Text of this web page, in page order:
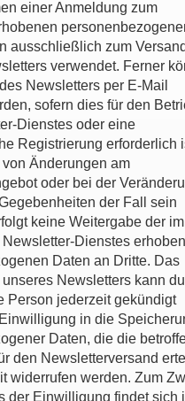
einer Anmeldung zum
ausschließlich zum Versand
verwendet. Ferner
Newsletters per E-Mail
sofern dies für den
Dienstes oder eine
Registrierung erforderlich
Änderungen am
oder bei der
der Fall sein
keine Weitergabe der im
Dienstes
Daten an Dritte. Das
Newsletters kann
Person jederzeit gekündigt
in die
Daten, die die
den Newsletterversand
widerrufen werden. Zum
der Einwilligung findet sich